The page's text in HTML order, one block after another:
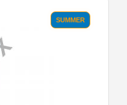
SUMMER